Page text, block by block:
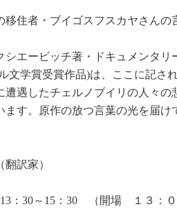
移住者・ブイゴスフスカヤさんの
シエービッチ著・ドキュメンタ
文学賞受賞作品)は、ここに記さ
遭遇したチェルノブイリの人々の
ます。原作の放つ言葉の光を届
訳家）
：30～15：30 （開場 １３：０